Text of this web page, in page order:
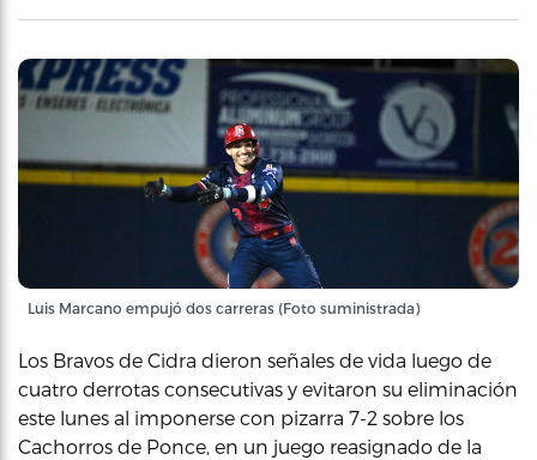
Luis Marcano empujó dos carreras (Foto suministrada)
Los Bravos de Cidra dieron señales de vida luego de
cuatro derrotas consecutivas y evitaron su eliminación
este lunes al imponerse con pizarra 7-2 sobre los
Cachorros de Ponce, en un juego reasignado de la